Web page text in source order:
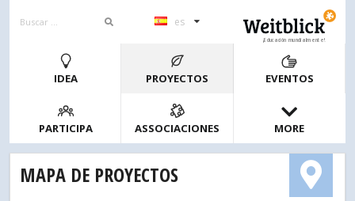
es
¡Educación mundialmente!
IDEA PROYECTOS EVENTOS
PARTICIPA ASSOCIACIONES MORE
MAPA DE PROYECTOS